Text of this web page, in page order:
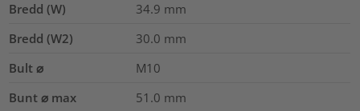
Bredd (W) 34.9 mm
Bredd (W2)
30.0 mm
Bult ⌀
M10
Bunt ⌀ max
51.0 mm